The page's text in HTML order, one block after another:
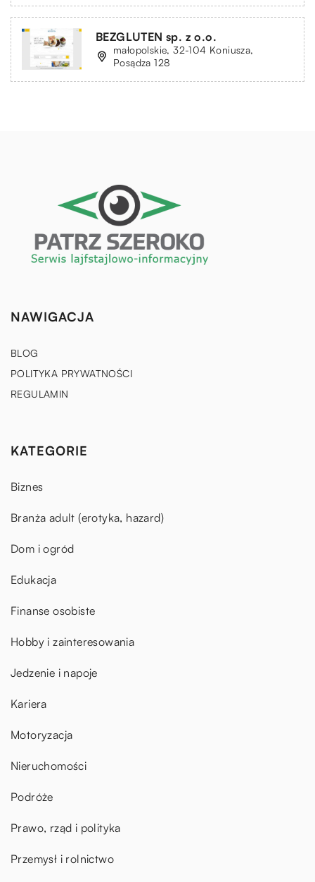
BEZGLUTEN sp. z o.o.
małopolskie, 32-104 Koniusza,
Posądza 128
NAWIGACJA
BLOG
POLITYKA PRYWATNOŚCI
REGULAMIN
KATEGORIE
Biznes
Branża adult (erotyka, hazard)
Dom i ogród
Edukacja
Finanse osobiste
Hobby i zainteresowania
Jedzenie i napoje
Kariera
Motoryzacja
Nieruchomości
Podróże
Prawo, rząd i polityka
Przemysł i rolnictwo